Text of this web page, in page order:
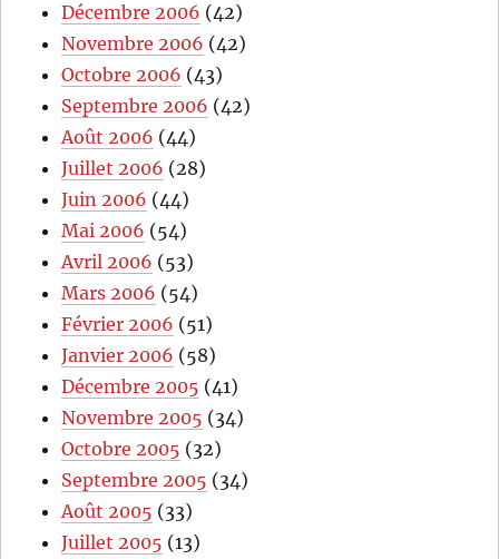
Décembre 2006 (42)
Novembre 2006 (42)
Octobre 2006 (43)
Septembre 2006 (42)
Août 2006 (44)
Juillet 2006 (28)
Juin 2006 (44)
Mai 2006 (54)
Avril 2006 (53)
Mars 2006 (54)
Février 2006 (51)
Janvier 2006 (58)
Décembre 2005 (41)
Novembre 2005 (34)
Octobre 2005 (32)
Septembre 2005 (34)
Août 2005 (33)
Juillet 2005 (13)